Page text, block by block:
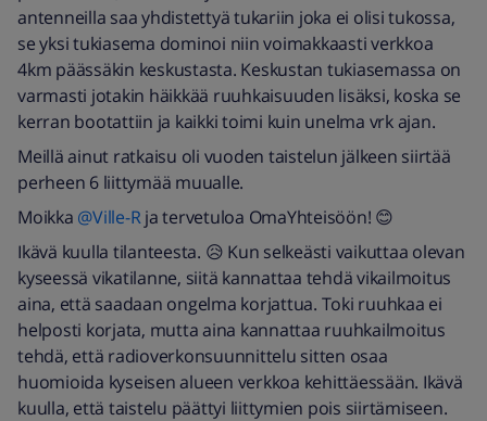
antenneilla saa yhdistettyä tukariin joka ei olisi tukossa,
se yksi tukiasema dominoi niin voimakkaasti verkkoa
4km päässäkin keskustasta. Keskustan tukiasemassa on
varmasti jotakin häikkää ruuhkaisuuden lisäksi, koska se
kerran bootattiin ja kaikki toimi kuin unelma vrk ajan.
Meillä ainut ratkaisu oli vuoden taistelun jälkeen siirtää
perheen 6 liittymää muualle.
Moikka @Ville-Rja tervetuloa OmaYhteisöön! 😊
Ikävä kuulla tilanteesta. 😥 Kun selkeästi vaikuttaa olevan
kyseessä vikatilanne, siitä kannattaa tehdä vikailmoitus
aina, että saadaan ongelma korjattua. Toki ruuhkaa ei
helposti korjata, mutta aina kannattaa ruuhkailmoitus
tehdä, että radioverkonsuunnittelu sitten osaa
huomioida kyseisen alueen verkkoa kehittäessään. Ikävä
kuulla, että taistelu päättyi liittymien pois siirtämiseen.